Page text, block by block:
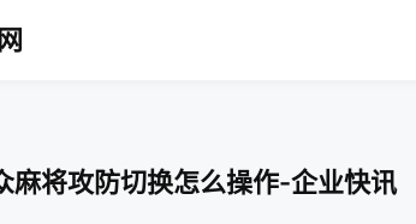
麻将攻防切换怎么操作-企业快讯